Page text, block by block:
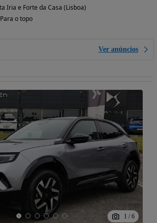
Iria e Forte da Casa (Lisboa)
o topo
Ver anúncios
1 / 6